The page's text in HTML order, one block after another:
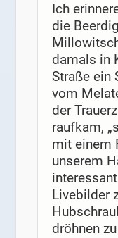
Ich
die
damals in
Straße ein
vom
der
raufkam,
mit einem
unserem
Livebilder
dröhnen